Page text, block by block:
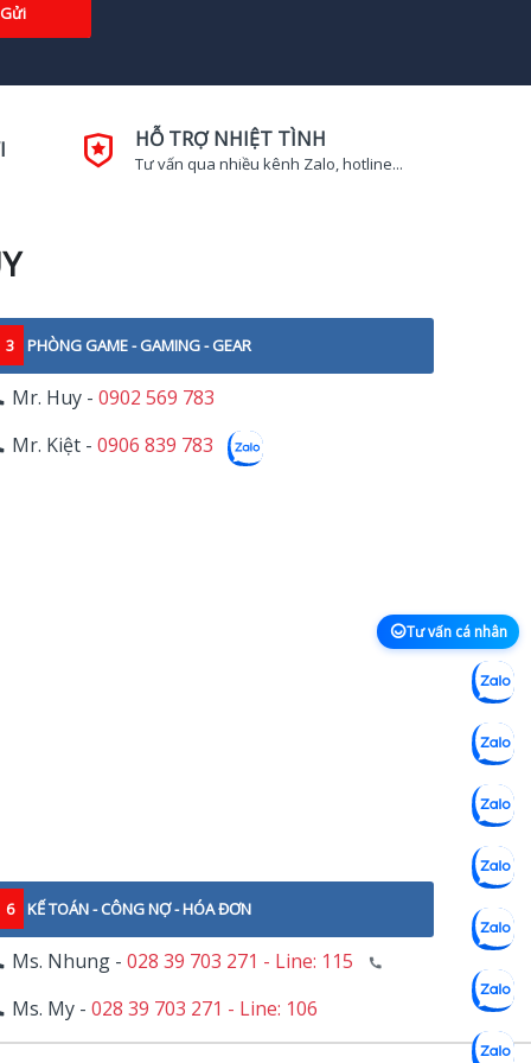
Gửi
HỖ TRỢ NHIỆT TÌNH
Tư vấn qua nhiều kênh Zalo, hotline...
3 PHÒNG GAME - GAMING - GEAR
Mr. Huy - 0902 569 783
Mr. Kiệt - 0906 839 783
6 KẾ TOÁN - CÔNG NỢ - HÓA ĐƠN
Ms. Nhung - 028 39 703 271 - Line: 115
Ms. My - 028 39 703 271 - Line: 106
Tư vấn cá nhân